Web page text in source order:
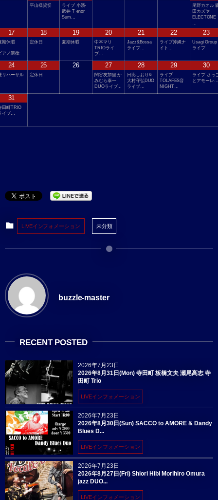
平山様貸切
ライブ 小濱-
武井 T enor
Sum…
尾野カオル
田カズヤ
ELECTONE
17
期休暇
アノ調律
18
定休日
19
夏期休暇
20
中本マリ
TRIOライ
ブ…
21
Jazz&Bossa
ライブ…
22
ライブ沖縄ナ
イト…
23
Usagi Group
ライブ
24
リハーサル
25
定休日
26 27
関谷友加里 か
みむら泰一
DUOライブ…
28
日比しおり&
大村守弘DUO
ライブ…
29
ライブ
TOLAFES音
NIGHT…
30
ライブ さっ
とアモーレ…
31
田町TRIO
イブ…
LIVEインフォメーション 未分類
buzzle-master
RECENT POSTED
2026年7月23日
2026年8月31日(Mon) 寺田町 板橋文夫 瀬尾高志 寺
田町 Trio
LIVEインフォメーション
2026年7月23日
2026年8月30日(Sun) SACCO to AMORE & Dandy
Blues D...
LIVEインフォメーション
2026年7月23日
2026年8月27日(Fri) Shiori Hibi Morihiro Omura
jazz DUO...
LIVEインフォメーション